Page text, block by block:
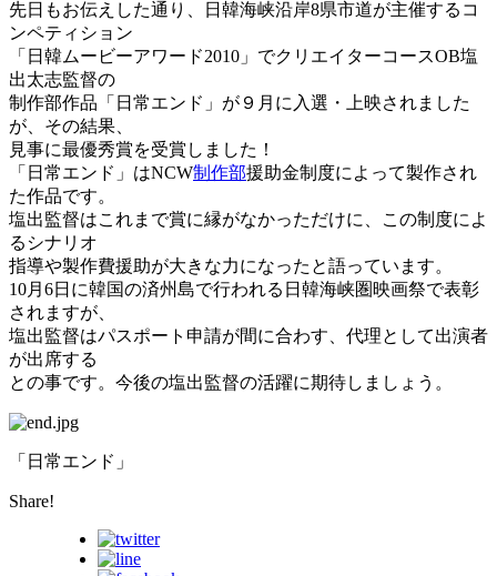
先日もお伝えした通り、日韓海峡沿岸8県市道が主催するコ
ンペティション
「日韓ムービーアワード2010」でクリエイターコースOB塩
出太志監督の
制作部作品「日常エンド」が９月に入選・上映されました
が、その結果、
見事に最優秀賞を受賞しました！
「日常エンド」はNCW制作部援助金制度によって製作され
た作品です。
塩出監督はこれまで賞に縁がなかっただけに、この制度によ
るシナリオ
指導や製作費援助が大きな力になったと語っています。
10月6日に韓国の済州島で行われる日韓海峡圏映画祭で表彰
されますが、
塩出監督はパスポート申請が間に合わす、代理として出演者
が出席する
との事です。今後の塩出監督の活躍に期待しましょう。
「日常エンド」
Share!